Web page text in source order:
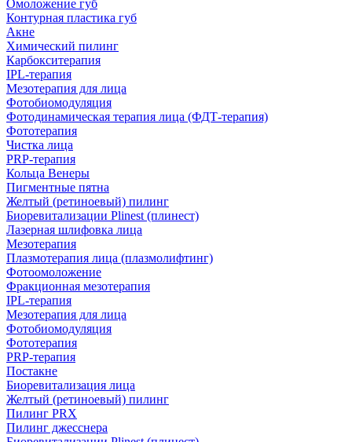
Омоложение губ
Контурная пластика губ
Акне
Химический пилинг
Карбокситерапия
IPL‑терапия
Мезотерапия для лица
Фотобиомодуляция
Фотодинамическая терапия лица (ФДТ-терапия)
Фототерапия
Чистка лица
PRP-терапия
Кольца Венеры
Пигментные пятна
Желтый (ретиноевый) пилинг
Биоревитализации Plinest (плинест)
Лазерная шлифовка лица
Мезотерапия
Плазмотерапия лица (плазмолифтинг)
Фотоомоложение
Фракционная мезотерапия
IPL‑терапия
Мезотерапия для лица
Фотобиомодуляция
Фототерапия
PRP-терапия
Постакне
Биоревитализация лица
Желтый (ретиноевый) пилинг
Пилинг PRX
Пилинг джесснера